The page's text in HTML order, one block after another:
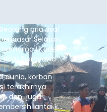
Seorang pria asal
Selatan,
I Kadek
bernyawa di
dunia, korban
terakhirnya
dan juga
lantai ke